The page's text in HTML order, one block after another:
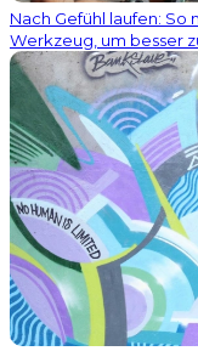
Nach Gefühl laufen: So
Werkzeug, um besser